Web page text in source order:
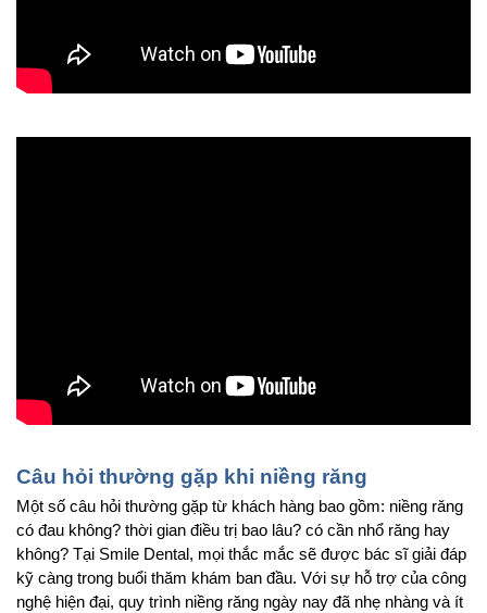
Câu hỏi thường gặp khi niềng răng
Một số câu hỏi thường gặp từ khách hàng bao gồm: niềng răng
có đau không? thời gian điều trị bao lâu? có cần nhổ răng hay
không? Tại Smile Dental, mọi thắc mắc sẽ được bác sĩ giải đáp
kỹ càng trong buổi thăm khám ban đầu. Với sự hỗ trợ của công
nghệ hiện đại, quy trình niềng răng ngày nay đã nhẹ nhàng và ít